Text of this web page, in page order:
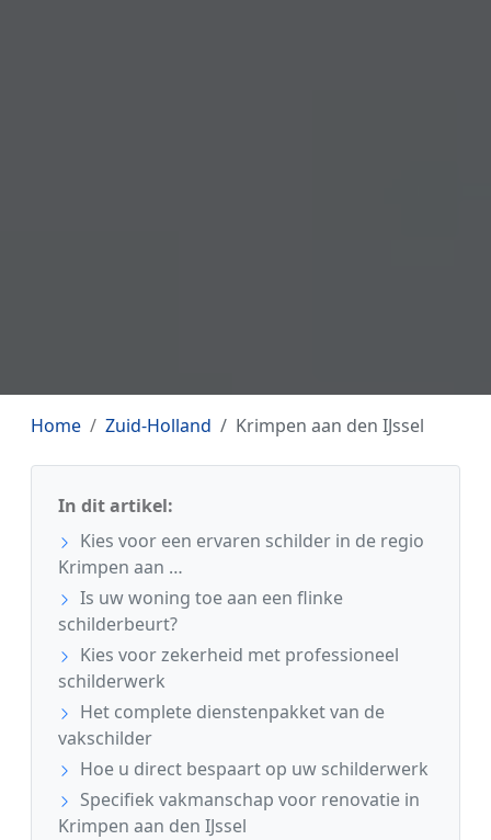
Home Zuid-Holland Krimpen aan den IJssel
In dit artikel:
Kies voor een ervaren schilder in de regio
Krimpen aan …
Is uw woning toe aan een flinke
schilderbeurt?
Kies voor zekerheid met professioneel
schilderwerk
Het complete dienstenpakket van de
vakschilder
Hoe u direct bespaart op uw schilderwerk
Specifiek vakmanschap voor renovatie in
Krimpen aan den IJssel